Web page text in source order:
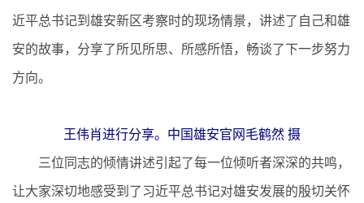
近平总书记到雄安新区考察时的现场情景，讲述了自己和雄
安的故事，分享了所见所思、所感所悟，畅谈了下一步努力
方向。
王伟肖进行分享。中国雄安官网毛鹤然 摄
三位同志的倾情讲述引起了每一位倾听者深深的共鸣，
让大家深切地感受到了习近平总书记对雄安发展的殷切关怀